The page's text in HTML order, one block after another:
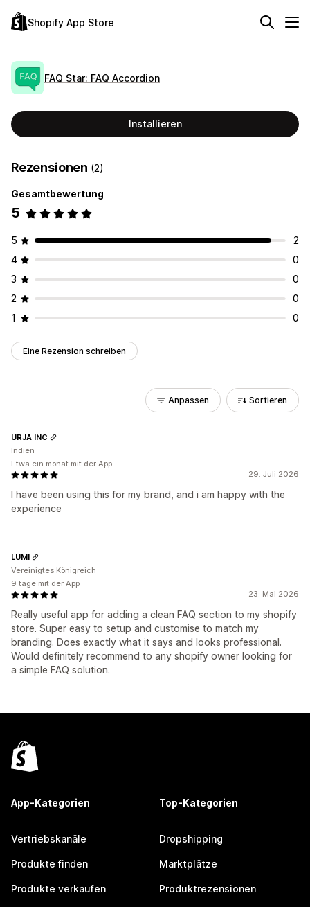
Shopify App Store
FAQ Star: FAQ Accordion
Installieren
Rezensionen (2)
Gesamtbewertung
5
5
2
4
0
3
0
2
0
1
0
Eine Rezension schreiben
Anpassen Sortieren
29. Juli 2026
I have been using this for my brand, and i am happy with the
experience
URJA INC
Indien
Etwa ein monat mit der App
23. Mai 2026
Really useful app for adding a clean FAQ section to my shopify
store. Super easy to setup and customise to match my
branding. Does exactly what it says and looks professional.
Would definitely recommend to any shopify owner looking for
a simple FAQ solution.
LUMI
Vereinigtes Königreich
9 tage mit der App
App-Kategorien
Vertriebskanäle
Produkte finden
Produkte verkaufen
Top-Kategorien
Dropshipping
Marktplätze
Produktrezensionen